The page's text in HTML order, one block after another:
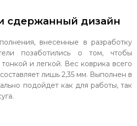
сдержанный дизайн
внесенные в разработку
позаботились о том, чтобы
и легкой. Вес коврика всего
лишь 2,35 мм. Выполнен в
подойдет как для работы, так